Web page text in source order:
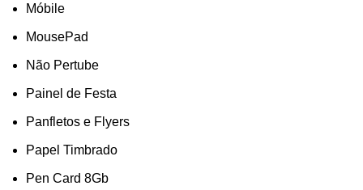
Móbile
MousePad
Não Pertube
Painel de Festa
Panfletos e Flyers
Papel Timbrado
Pen Card 8Gb